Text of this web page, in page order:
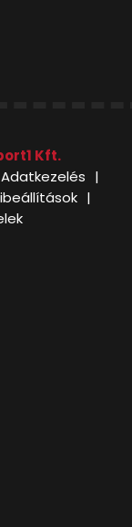
Kft.
Adatkezelés